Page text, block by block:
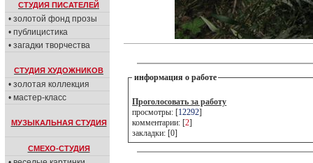
СТУДИЯ ПИСАТЕЛЕЙ
• золотой фонд прозы
• публицистика
• загадки творчества
СТУДИЯ ХУДОЖНИКОВ
• золотая коллекция
• мастер-класс
МУЗЫКАЛЬНАЯ СТУДИЯ
СМЕХО-СТУДИЯ
информация о работе
Проголосовать за работу
просмотры: [12292]
комментарии: [2]
закладки: [0]